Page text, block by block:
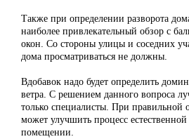
Также при определении разворота
наиболее привлекательный обзор с
окон. Со стороны улицы и соседних
дома просматриваться не должны.
Вдобавок надо будет определить
ветра. С решением данного вопроса
только специалисты. При правильной
может улучшить процесс
помещении.